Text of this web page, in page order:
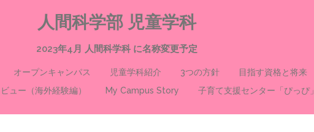
人間科学部 児童学科
2023年4月 人間科学科 に名称変更予定
オープンキャンパス 児童学科紹介 3つの方針 目指す資格と将来
ュー（海外経験編） My Campus Story 子育て支援センター「ぴっぴ」